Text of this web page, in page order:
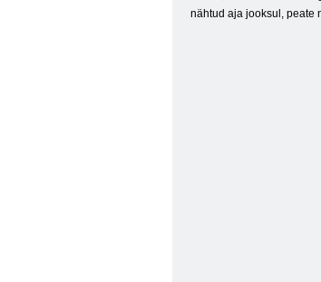
nähtud aja jooksul, peate